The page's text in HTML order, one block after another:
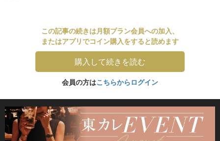
この記事の続きは月額プラン会員への加入、
またはアプリでコイン購入をすると読めます
購入して続きを読む
会員の方はこちらからログイン